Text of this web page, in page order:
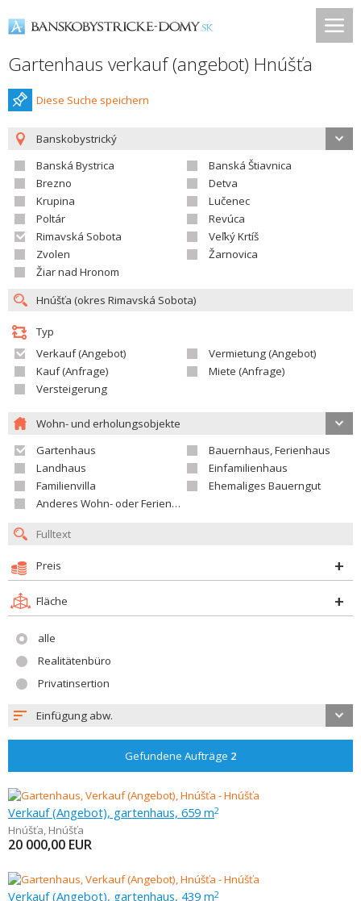
Gartenhaus verkauf (angebot) Hnúšťa
Diese Suche speichern
Banskobystrický
Banská Bystrica
Banská Štiavnica
Brezno
Detva
Krupina
Lučenec
Poltár
Revúca
Rimavská Sobota
Veľký Krtíš
Zvolen
Žarnovica
Žiar nad Hronom
Typ
Verkauf (Angebot)
Vermietung (Angebot)
Kauf (Anfrage)
Miete (Anfrage)
Versteigerung
Wohn- und erholungsobjekte
Gartenhaus
Bauernhaus, Ferienhaus
Landhaus
Einfamilienhaus
Familienvilla
Ehemaliges Bauerngut
Anderes Wohn- oder Ferienobjekt
Preis
Fläche
alle
Realitätenbüro
Privatinsertion
Einfügung abw.
Gefundene Aufträge 2
Verkauf (Angebot), gartenhaus, 659 m2
Hnúšťa, Hnúšťa
20 000,00 EUR
Verkauf (Angebot), gartenhaus, 439 m2